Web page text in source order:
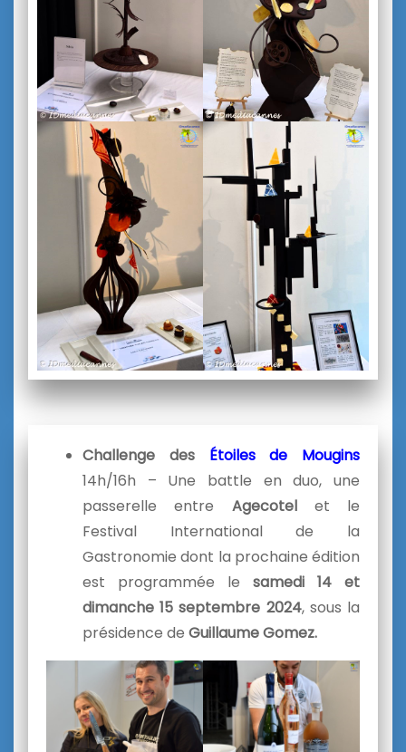
Challenge des Étoiles de Mougins
14h/16h – Une battle en duo, une
passerelle entre Agecotelet le
Festival International de la
Gastronomie dont la prochaine édition
est programmée le samedi 14 et
dimanche 15 septembre 2024, sous la
présidence de Guillaume Gomez.